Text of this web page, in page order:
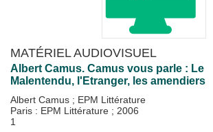
MATÉRIEL AUDIOVISUEL
Albert Camus. Camus vous parle : Le
Malentendu, l'Etranger, les amendiers
Albert Camus ; EPM Littérature
Paris : EPM Littérature ; 2006
1